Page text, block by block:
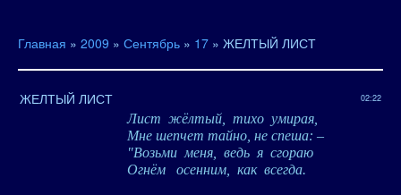
Главная » 2009 » Сентябрь » 17 » ЖЕЛТЫЙ ЛИСТ
02:22
ЖЕЛТЫЙ ЛИСТ
Лист жёлтый, тихо умирая,
Мне шепчет тайно, не спеша: –
"Возьми меня, ведь я сгораю
Огнём
осенним, как всегда.